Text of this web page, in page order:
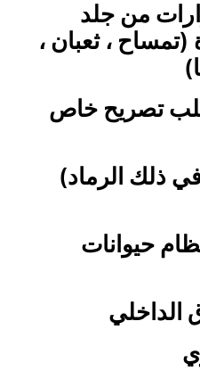
من جلد
(تمساح ، ثعبان ،
تصريح خاص
في ذلك الرماد)
حيوانات
الداخلي